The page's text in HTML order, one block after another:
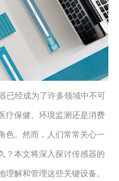
已经成为了许多领域中不可
疗保健、环境监测还是消费
色。然而，人们常常关心一
？本文将深入探讨传感器的
解和管理这些关键设备。